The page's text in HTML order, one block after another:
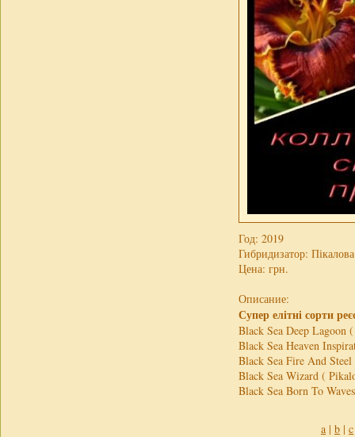
Год: 2019
Гибридизатор: Пікалова
Цена: грн.
Описание:
Супер елітні сорти
Black Sea Deep Lagoon
Black Sea Heaven
Black Sea Fire And
Black Sea Wizard (
Black Sea Born To
a | b | c